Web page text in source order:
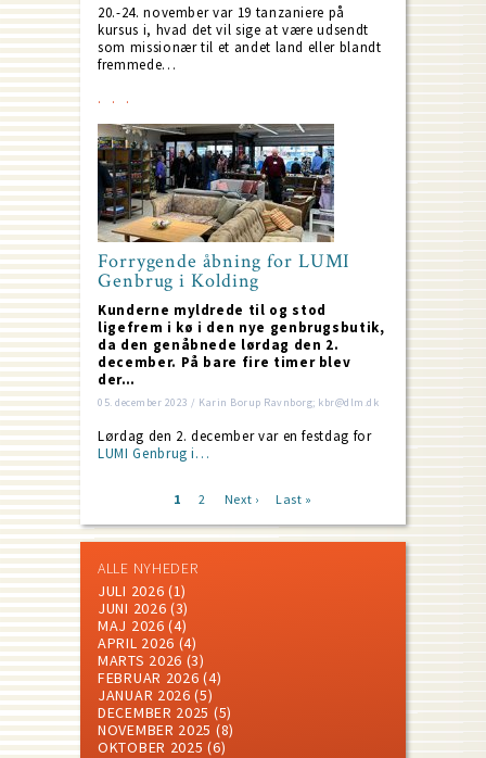
20.-24. november var 19 tanzaniere på
kursus i, hvad det vil sige at være udsendt
som missionær til et andet land eller blandt
fremmede…
Forrygende åbning for LUMI
Genbrug i Kolding
Kunderne myldrede til og stod
ligefrem i kø i den nye genbrugsbutik,
da den genåbnede lørdag den 2.
december. På bare fire timer blev
der…
05. december 2023 / Karin Borup Ravnborg; kbr@dlm.dk
Lørdag den 2. december var en festdag for
LUMI Genbrug i…
Current
1 Page
2
Next
Next ›
Last
Last »
ALLE NYHEDER
JULI 2026 (1)
JUNI 2026 (3)
MAJ 2026 (4)
APRIL 2026 (4)
MARTS 2026 (3)
FEBRUAR 2026 (4)
JANUAR 2026 (5)
DECEMBER 2025 (5)
NOVEMBER 2025 (8)
OKTOBER 2025 (6)